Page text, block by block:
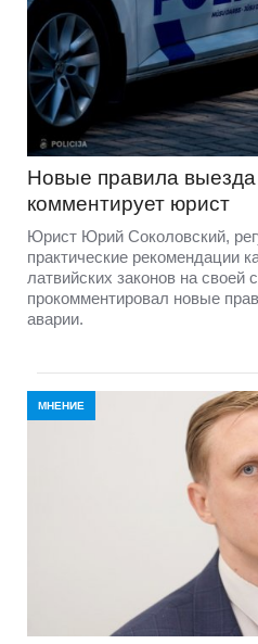
Новые правила
комментирует юрист
Юрист Юрий Соколовский,
практические рекомендации
латвийских законов на своей
прокомментировал новые
аварии.
МНЕНИЕ